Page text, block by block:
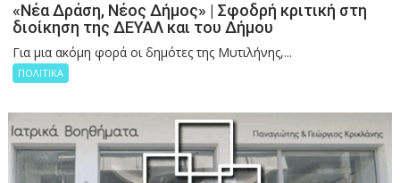
«Νέα Δράση, Νέος Δήμος» | Σφοδρή κριτική στη
διοίκηση της ΔΕΥΑΛ και του Δήμου
Για μια ακόμη φορά οι δημότες της Μυτιλήνης,...
ΠΟΛΙΤΙΚΑ